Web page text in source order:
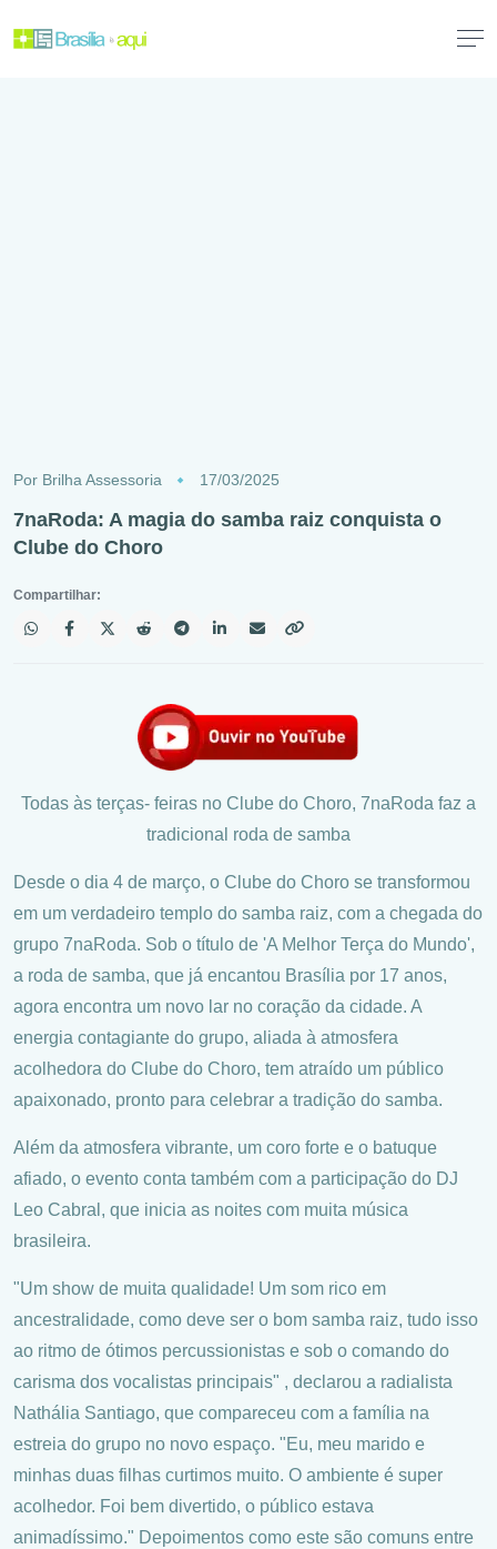
Por Brilha Assessoria 17/03/2025
7naRoda: A magia do samba raiz conquista o
Clube do Choro
Compartilhar:
Todas às terças- feiras no Clube do Choro, 7naRoda faz a
tradicional roda de samba
Desde o dia 4 de março, o Clube do Choro se transformou
em um verdadeiro templo do samba raiz, com a chegada do
grupo 7naRoda. Sob o título de 'A Melhor Terça do Mundo',
a roda de samba, que já encantou Brasília por 17 anos,
agora encontra um novo lar no coração da cidade. A
energia contagiante do grupo, aliada à atmosfera
acolhedora do Clube do Choro, tem atraído um público
apaixonado, pronto para celebrar a tradição do samba.
Além da atmosfera vibrante, um coro forte e o batuque
afiado, o evento conta também com a participação do DJ
Leo Cabral, que inicia as noites com muita música
brasileira.
"Um show de muita qualidade! Um som rico em
ancestralidade, como deve ser o bom samba raiz, tudo isso
ao ritmo de ótimos percussionistas e sob o comando do
carisma dos vocalistas principais" , declarou a radialista
Nathália Santiago, que compareceu com a família na
estreia do grupo no novo espaço. "Eu, meu marido e
minhas duas filhas curtimos muito. O ambiente é super
acolhedor. Foi bem divertido, o público estava
animadíssimo." Depoimentos como este são comuns entre